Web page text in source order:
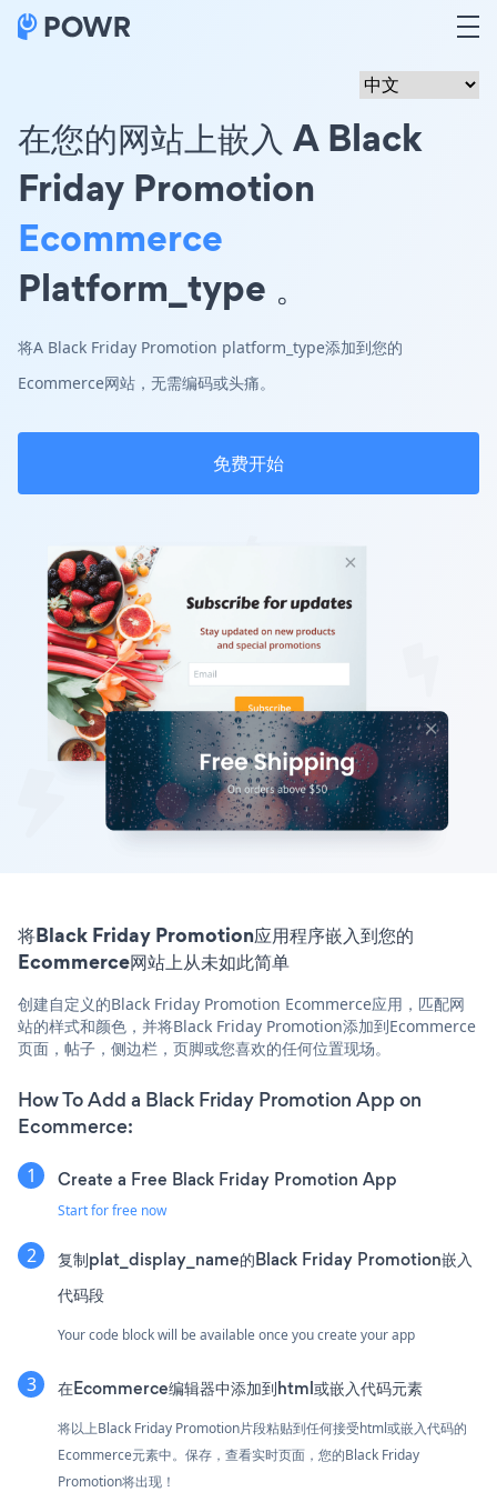
在您的网站上嵌入 A Black
Friday Promotion
Ecommerce
Platform_type 。
将A Black Friday Promotion platform_type添加到您的
Ecommerce网站，无需编码或头痛。
免费开始
将Black Friday Promotion应用程序嵌入到您的
Ecommerce网站上从未如此简单
创建自定义的Black Friday Promotion Ecommerce应用，匹配网
站的样式和颜色，并将Black Friday Promotion添加到Ecommerce
页面，帖子，侧边栏，页脚或您喜欢的任何位置现场。
How To Add a Black Friday Promotion App on
Ecommerce:
Create a Free Black Friday Promotion App
Start for free now
复制plat_display_name的Black Friday Promotion嵌入
代码段
Your code block will be available once you create your app
在Ecommerce编辑器中添加到html或嵌入代码元素
将以上Black Friday Promotion片段粘贴到任何接受html或嵌入代码的
Ecommerce元素中。保存，查看实时页面，您的Black Friday
Promotion将出现！